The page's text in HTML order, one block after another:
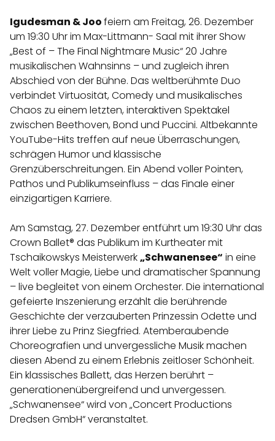
Igudesman & Joofeiern am Freitag, 26. Dezember
um 19:30 Uhr im Max-Littmann- Saal mit ihrer Show
„Best of – The Final Nightmare Music“ 20 Jahre
musikalischen Wahnsinns – und zugleich ihren
Abschied von der Bühne. Das weltberühmte Duo
verbindet Virtuosität, Comedy und musikalisches
Chaos zu einem letzten, interaktiven Spektakel
zwischen Beethoven, Bond und Puccini. Altbekannte
YouTube-Hits treffen auf neue Überraschungen,
schrägen Humor und klassische
Grenzüberschreitungen. Ein Abend voller Pointen,
Pathos und Publikumseinfluss – das Finale einer
einzigartigen Karriere.
Am Samstag, 27. Dezember entführt um 19:30 Uhr das
Crown Ballet® das Publikum im Kurtheater mit
Tschaikowskys Meisterwerk„Schwanensee“ in eine
Welt voller Magie, Liebe und dramatischer Spannung
– live begleitet von einem Orchester. Die international
gefeierte Inszenierung erzählt die berührende
Geschichte der verzauberten Prinzessin Odette und
ihrer Liebe zu Prinz Siegfried. Atemberaubende
Choreografien und unvergessliche Musik machen
diesen Abend zu einem Erlebnis zeitloser Schönheit.
Ein klassisches Ballett, das Herzen berührt –
generationenübergreifend und unvergessen.
„Schwanensee“ wird von „Concert Productions
Dredsen GmbH“ veranstaltet.